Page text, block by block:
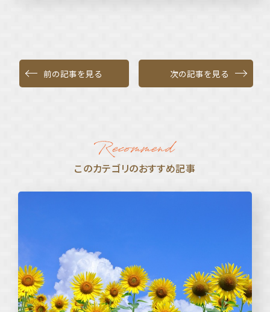
前の記事を見る 次の記事を見る
このカテゴリのおすすめ記事